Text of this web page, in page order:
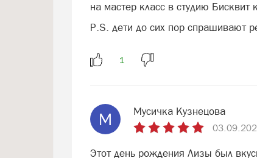
на мастер класс в студию
P.S. дети до сих пор спрашивают
М Мусичка Кузнецова
Этот день рождения Лизы был